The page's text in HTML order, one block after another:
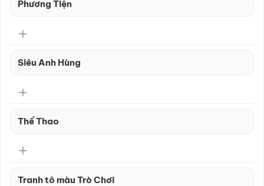
Phương Tiện
Siêu Anh Hùng
Thể Thao
Tranh tô màu Trò Chơi